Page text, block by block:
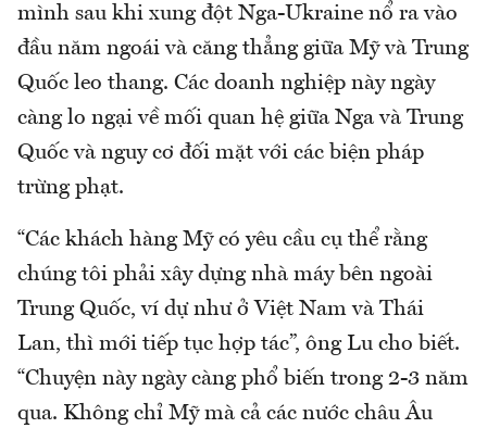
mình sau khi xung đột Nga-Ukraine nổ ra vào
đầu năm ngoái và căng thẳng giữa Mỹ và Trung
Quốc leo thang. Các doanh nghiệp này ngày
càng lo ngại về mối quan hệ giữa Nga và Trung
Quốc và nguy cơ đối mặt với các biện pháp
trừng phạt.
“Các khách hàng Mỹ có yêu cầu cụ thể rằng
chúng tôi phải xây dựng nhà máy bên ngoài
Trung Quốc, ví dự như ở Việt Nam và Thái
Lan, thì mới tiếp tục hợp tác”, ông Lu cho biết.
“Chuyện này ngày càng phổ biến trong 2-3 năm
qua. Không chỉ Mỹ mà cả các nước châu Âu